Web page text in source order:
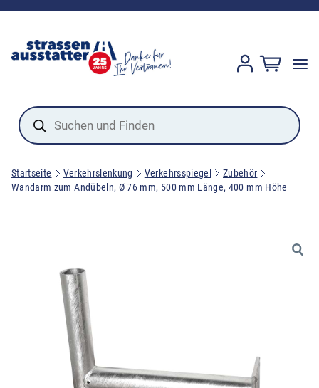
Products
search
Startseite Verkehrslenkung Verkehrsspiegel
Zubehör
Wandarm zum Andübeln, Ø 76 mm, 500 mm Länge, 400 mm Höhe